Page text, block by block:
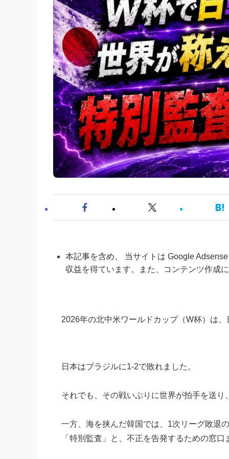
本記事を含め、 当サイトは Google
収益を得ています。また、コンテンツ作成
2026年の北中米ワールドカップ（W杯）は
日本はブラジルに1-2で敗れました。
それでも、その戦いぶりに世界が拍手を送
一方、海を挟んだ韓国では、1次リーグ敗退
「特別監査」と、不正を告発するための窓